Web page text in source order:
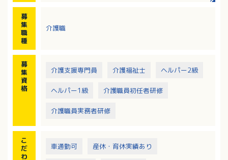
等）
募
集
職
種
介護職
募
集
資
格
介護支援専門員 介護福祉士 ヘルパー2級
ヘルパー1級 介護職員初任者研修
介護職員実務者研修
こ
だ
わ
車通勤可 産休・育休実績あり